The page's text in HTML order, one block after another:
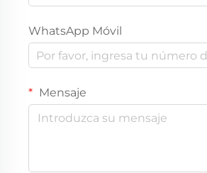
WhatsApp Móvil
Mensaje